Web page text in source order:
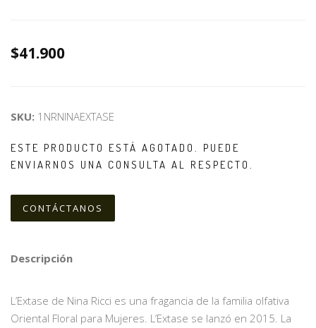
$41.900
SKU: 1NRNINAEXTASE
ESTE PRODUCTO ESTÁ AGOTADO. PUEDE
ENVIARNOS UNA CONSULTA AL RESPECTO.
CONTÁCTANOS
Descripción
L’Extase de Nina Ricci es una fragancia de la familia olfativa
Oriental Floral para Mujeres. L’Extase se lanzó en 2015. La